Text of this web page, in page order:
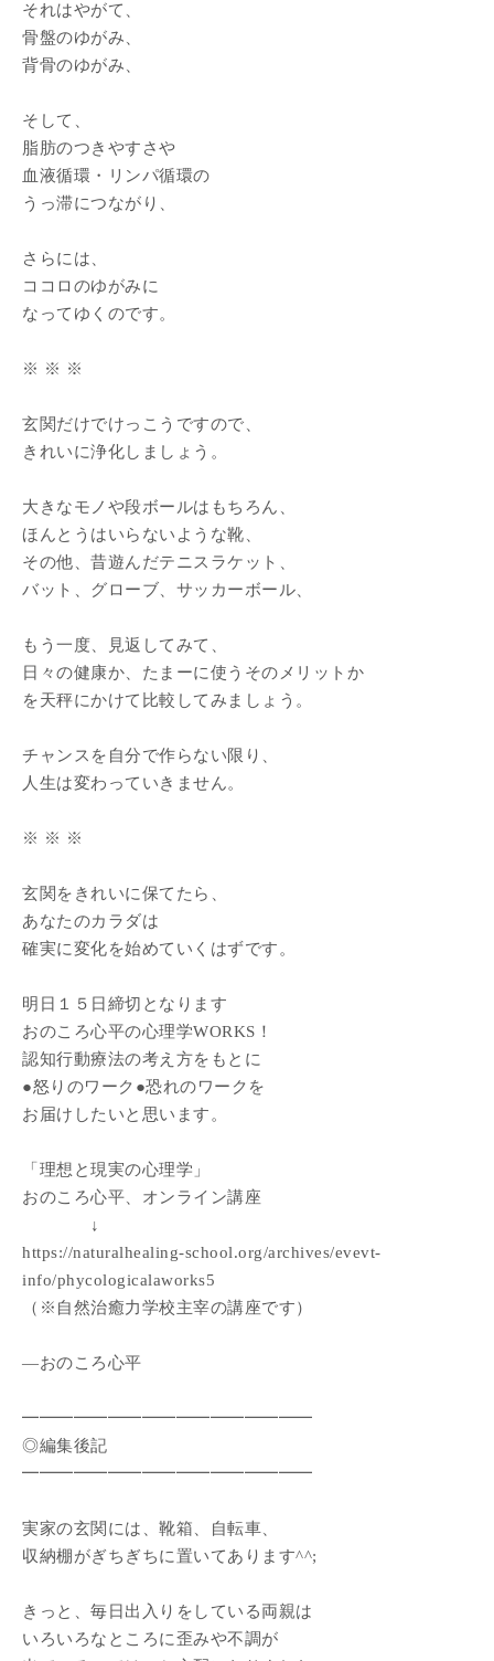
それはやがて、
骨盤のゆがみ、
背骨のゆがみ、
そして、
脂肪のつきやすさや
血液循環・リンパ循環の
うっ滞につながり、
さらには、
ココロのゆがみに
なってゆくのです。
※ ※ ※
玄関だけでけっこうですので、
きれいに浄化しましょう。
大きなモノや段ボールはもちろん、
ほんとうはいらないような靴、
その他、昔遊んだテニスラケット、
バット、グローブ、サッカーボール、
もう一度、見返してみて、
日々の健康か、たまーに使うそのメリットか
を天秤にかけて比較してみましょう。
チャンスを自分で作らない限り、
人生は変わっていきません。
※ ※ ※
玄関をきれいに保てたら、
あなたのカラダは
確実に変化を始めていくはずです。
明日１５日締切となります
おのころ心平の心理学WORKS！
認知行動療法の考え方をもとに
●怒りのワーク●恐れのワークを
お届けしたいと思います。
「理想と現実の心理学」
おのころ心平、オンライン講座
↓
https://naturalhealing-school.org/archives/evevt-
info/phycologicalaworks5
（※自然治癒力学校主宰の講座です）
―おのころ心平
━━━━━━━━━━━━━━━━━
◎編集後記
━━━━━━━━━━━━━━━━━
実家の玄関には、靴箱、自転車、
収納棚がぎちぎちに置いてあります^^;
きっと、毎日出入りをしている両親は
いろいろなところに歪みや不調が